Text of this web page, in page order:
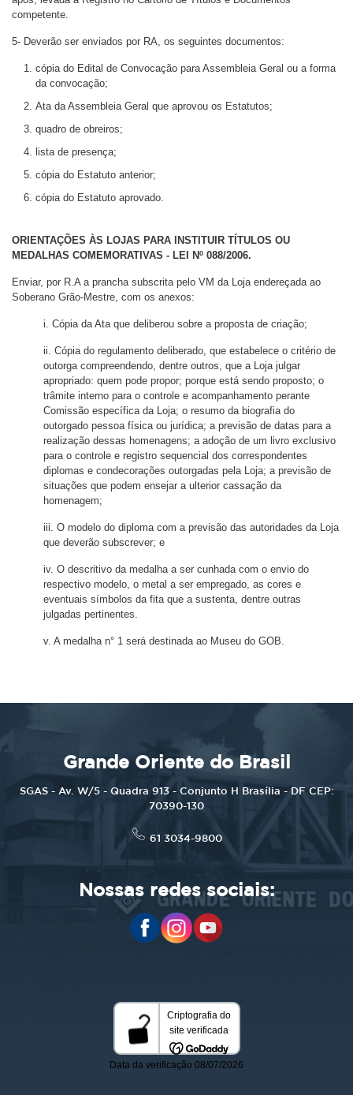
competente.
5- Deverão ser enviados por RA, os seguintes documentos:
cópia do Edital de Convocação para Assembleia Geral ou a forma
da convocação;
Ata da Assembleia Geral que aprovou os Estatutos;
quadro de obreiros;
lista de presença;
cópia do Estatuto anterior;
cópia do Estatuto aprovado.
ORIENTAÇÕES ÀS LOJAS PARA INSTITUIR TÍTULOS OU
MEDALHAS COMEMORATIVAS - LEI Nº 088/2006.
Enviar, por R.A a prancha subscrita pelo VM da Loja endereçada ao
Soberano Grão-Mestre, com os anexos:
i. Cópia da Ata que deliberou sobre a proposta de criação;
ii. Cópia do regulamento deliberado, que estabelece o critério de
outorga compreendendo, dentre outros, que a Loja julgar
apropriado: quem pode propor; porque está sendo proposto; o
trâmite interno para o controle e acompanhamento perante
Comissão específica da Loja; o resumo da biografia do
outorgado pessoa física ou jurídica; a previsão de datas para a
realização dessas homenagens; a adoção de um livro exclusivo
para o controle e registro sequencial dos correspondentes
diplomas e condecorações outorgadas pela Loja; a previsão de
situações que podem ensejar a ulterior cassação da
homenagem;
iii. O modelo do diploma com a previsão das autoridades da Loja
que deverão subscrever; e
iv. O descritivo da medalha a ser cunhada com o envio do
respectivo modelo, o metal a ser empregado, as cores e
eventuais símbolos da fita que a sustenta, dentre outras
julgadas pertinentes.
v. A medalha n° 1 será destinada ao Museu do GOB.
Grande Oriente do Brasil
SGAS - Av. W/5 - Quadra 913 - Conjunto H Brasília - DF CEP:
70390-130
61 3034-9800
Nossas redes sociais: